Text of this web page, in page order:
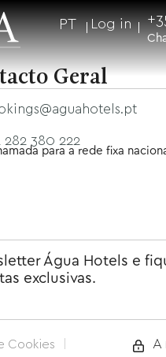
PT Log in
Geral
282 380 222
para a rede fixa
Água Hotels e
exclusivas.
Cookies
A